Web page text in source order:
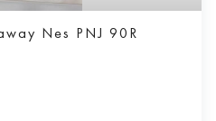
Nes PNJ 90R